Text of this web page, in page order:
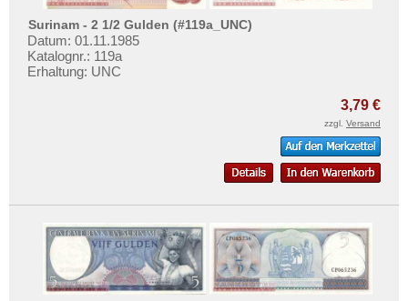
Surinam - 2 1/2 Gulden (#119a_UNC)
Datum: 01.11.1985
Katalognr.: 119a
Erhaltung: UNC
3,79 €
zzgl. Versand